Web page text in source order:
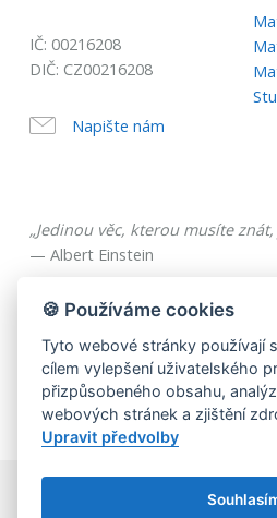
IČ: 00216208
DIČ: CZ00216208
Napište nám
„Jedinou věc, kterou musíte
— Albert Einstein
🍪 Používáme cookies
Tyto webové stránky používají
cílem vylepšení uživatelského
přizpůsobeného obsahu,
webových stránek a zjištění
Upravit předvolby